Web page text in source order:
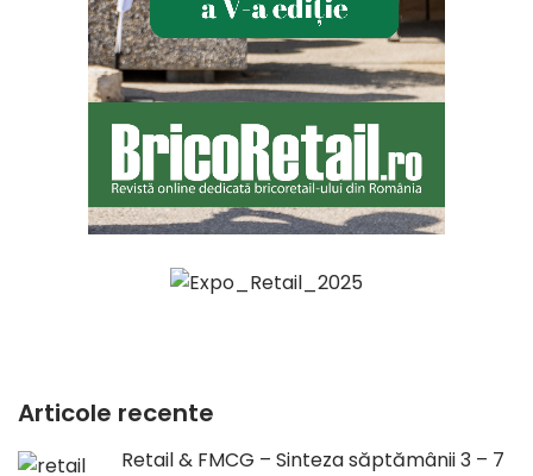
Articole recente
Retail & FMCG – Sinteza săptămânii 3 – 7